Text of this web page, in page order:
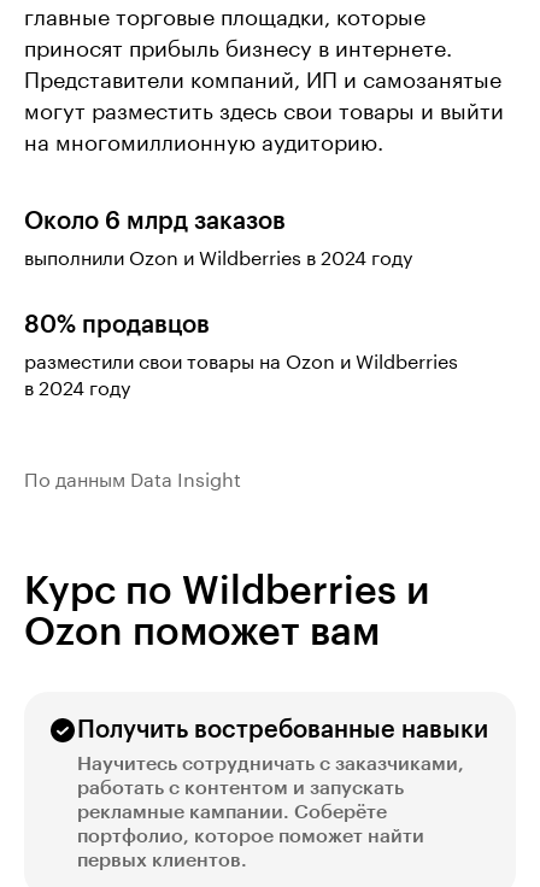
главные торговые площадки, которые
приносят прибыль бизнесу в интернете.
Представители компаний, ИП и самозанятые
могут разместить здесь свои товары и выйти
на многомиллионную аудиторию.
Около 6 млрд заказов
выполнили Ozon и Wildberries в 2024 году
80% продавцов
разместили свои товары на Ozon и Wildberries
в 2024 году
По данным Data Insight
Курс по Wildberries и
Ozon поможет вам
Получить востребованные навыки
Научитесь сотрудничать с заказчиками,
работать с контентом и запускать
рекламные кампании. Соберёте
портфолио, которое поможет найти
первых клиентов.